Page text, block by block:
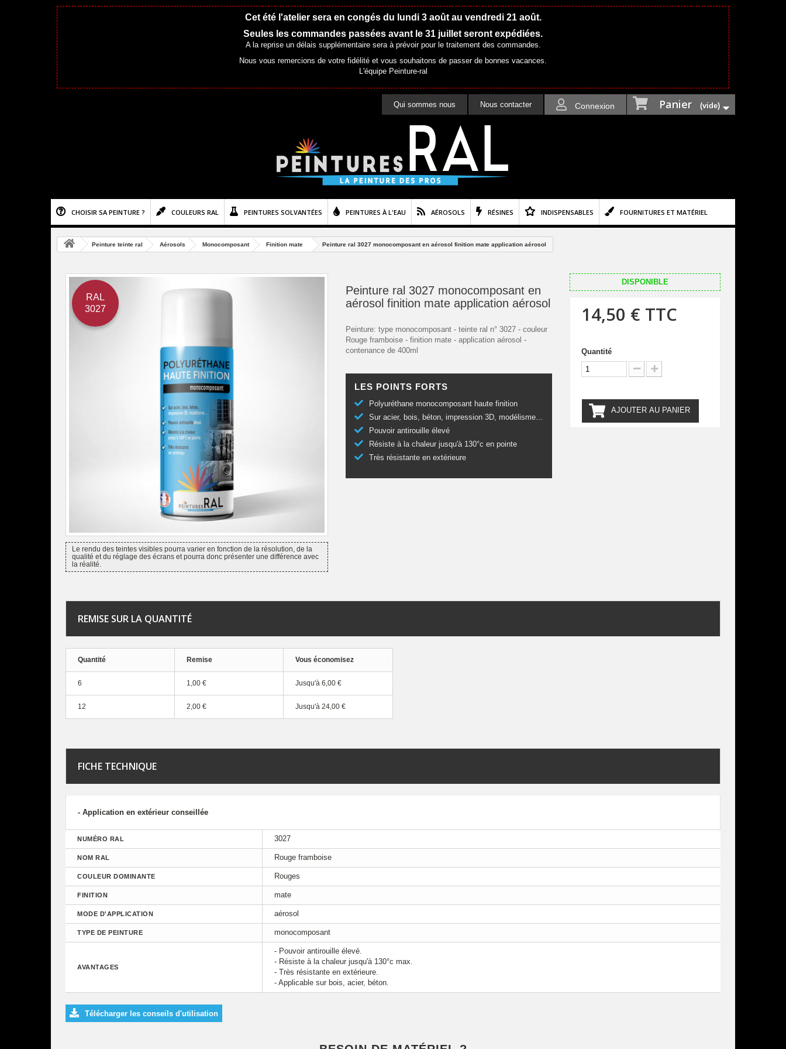
Cet été l'atelier sera en congés du lundi 3 août au vendredi 21 août.
Seules les commandes passées avant le 31 juillet seront expédiées.
A la reprise un délais supplémentaire sera à prévoir pour le traitement des commandes.
Nous vous remercions de votre fidélité et vous souhaitons de passer de bonnes vacances.
L'équipe Peinture-ral
Panier (vide)
Connexion
Nous contacter
Qui sommes nous
CHOISIR SA PEINTURE ? COULEURS RAL PEINTURES SOLVANTÉES PEINTURES À L'EAU AÉROSOLS RÉSINES INDISPENSABLES FOURNITURES ET MATÉRIEL
Peinture teinte ral Aérosols Monocomposant Finition mate Peinture ral 3027 monocomposant en aérosol finition mate application aérosol
RAL
3027
Le rendu des teintes visibles pourra varier en fonction de la résolution, de la
qualité et du réglage des écrans et pourra donc présenter une différence avec
la réalité.
Peinture ral 3027 monocomposant en
aérosol finition mate application aérosol
Peinture: type monocomposant - teinte ral n° 3027 - couleur
Rouge framboise - finition mate - application aérosol -
contenance de 400ml
LES POINTS FORTS
Polyuréthane monocomposant haute finition
Sur acier, bois, béton, impression 3D, modélisme...
Pouvoir antirouille élevé
Résiste à la chaleur jusqu'à 130°c en pointe
Très résistante en extérieure
DISPONIBLE
14,50 € TTC
Quantité
AJOUTER AU PANIER
REMISE SUR LA QUANTITÉ
Quantité Remise Vous économisez
6 1,00 € Jusqu'à 6,00 €
12 2,00 € Jusqu'à 24,00 €
FICHE TECHNIQUE
- Application en extérieur conseillée
NUMÉRO RAL 3027
NOM RAL Rouge framboise
COULEUR DOMINANTE Rouges
FINITION mate
MODE D'APPLICATION aérosol
TYPE DE PEINTURE monocomposant
AVANTAGES
- Pouvoir antirouille élevé.
- Résiste à la chaleur jusqu'à 130°c max.
- Très résistante en extérieure.
- Applicable sur bois, acier, béton.
Télécharger les conseils d'utilisation